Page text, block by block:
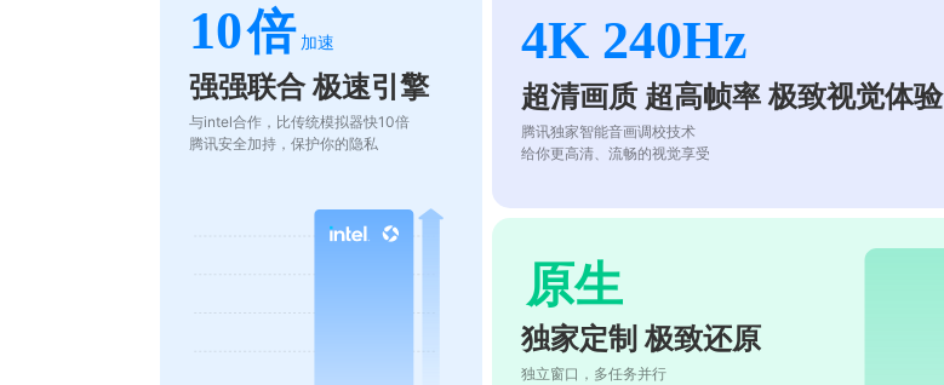
10倍 加速
强强联合 极速引擎
与intel合作，比传统模拟器快10倍
腾讯安全加持，保护你的隐私
4K 240Hz
超清画质 超高帧率 极致视觉体验
腾讯独家智能音画调校技术
给你更高清、流畅的视觉享受
原生
独家定制 极致还原
独立窗口，多任务并行